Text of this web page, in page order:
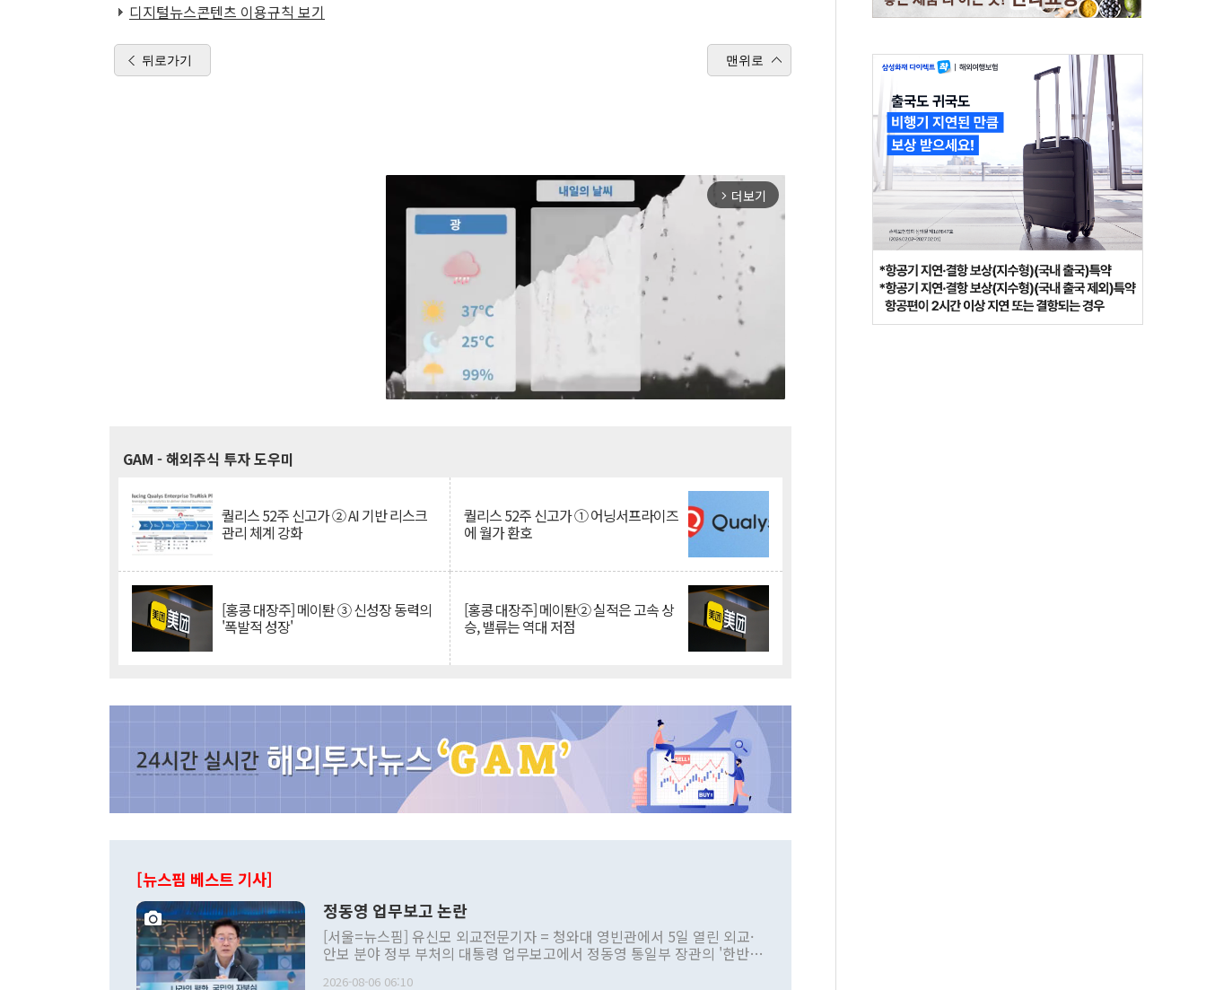
디지털뉴스콘텐츠 이용규칙 보기
뒤로가기 맨위로
arrow_forward_ios 더보기
GAM - 해외주식 투자 도우미
퀄리스 52주 신고가 ② AI 기반 리스크
관리 체계 강화
퀄리스 52주 신고가 ① 어닝서프라이즈
에 월가 환호
[홍콩 대장주] 메이퇀 ③ 신성장 동력의
'폭발적 성장'
[홍콩 대장주] 메이퇀② 실적은 고속 상
승, 밸류는 역대 저점
[뉴스핌 베스트 기사]
정동영 업무보고 논란
[서울=뉴스핌] 유신모 외교전문기자 = 청와대 영빈관에서 5일 열린 외교·
안보 분야 정부 부처의 대통령 업무보고에서 정동영 통일부 장관의 '한반도
2026-08-06 06:10